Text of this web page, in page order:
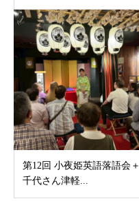
第12回 小夜姫英語落語会＋
千代さん津軽...